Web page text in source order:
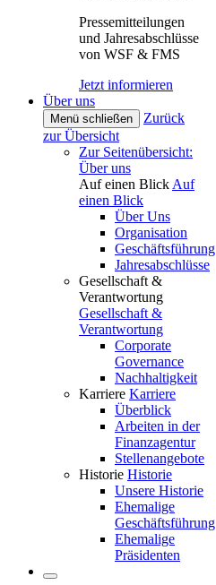
Pressemitteilungen
und Jahresabschlüsse
von WSF & FMS
Jetzt informieren
Über uns
Menü schließen
Zurück
zur Übersicht
Zur Seitenübersicht:
Über uns
Auf einen Blick Auf
einen Blick
Über Uns
Organisation
Geschäftsführung
Jahresabschlüsse
Gesellschaft &
Verantwortung
Gesellschaft &
Verantwortung
Corporate
Governance
Nachhaltigkeit
Karriere Karriere
Überblick
Arbeiten in der
Finanzagentur
Stellenangebote
Historie Historie
Unsere Historie
Ehemalige
Geschäftsführung
Ehemalige
Präsidenten